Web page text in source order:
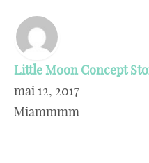
Little Moon Concept
mai 12, 2017
Miammmm